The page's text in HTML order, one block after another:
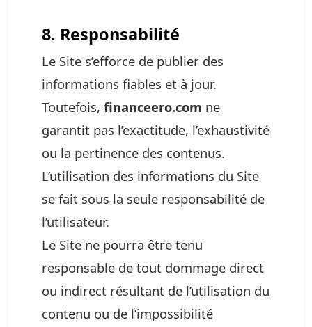
8. Responsabilité
Le Site s’efforce de publier des
informations fiables et à jour.
Toutefois, financeero.com ne
garantit pas l’exactitude, l’exhaustivité
ou la pertinence des contenus.
L’utilisation des informations du Site
se fait sous la seule responsabilité de
l’utilisateur.
Le Site ne pourra être tenu
responsable de tout dommage direct
ou indirect résultant de l’utilisation du
contenu ou de l’impossibilité